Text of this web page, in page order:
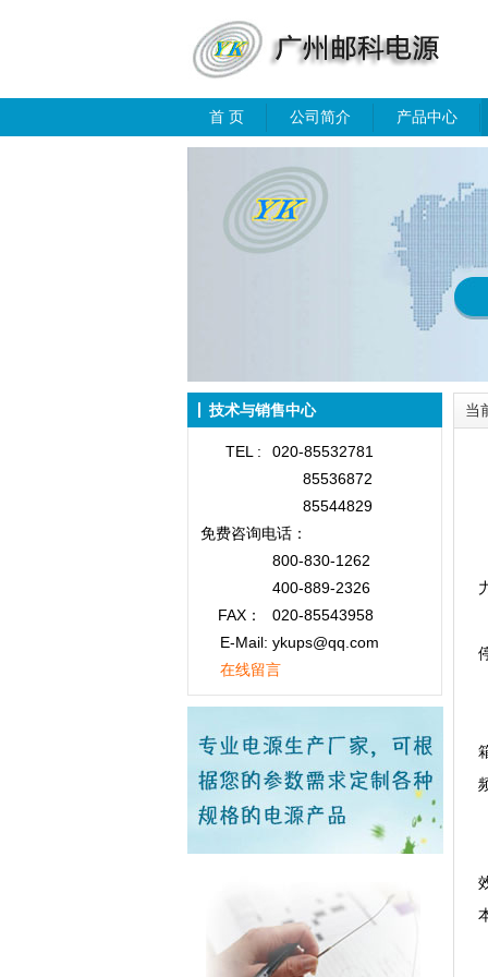
首 页 公司简介 产品中心
技术与销售中心
TEL :
020-85532781
85536872
85544829
免费咨询电话：
800-830-1262
400-889-2326
FAX：
020-85543958
E-Mail: ykups@qq.com
在线留言
当